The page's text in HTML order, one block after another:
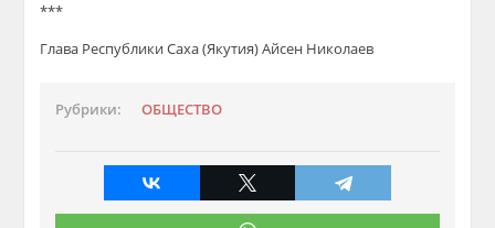
***
Глава Республики Саха (Якутия) Айсен Николаев
Рубрики: ОБЩЕСТВО